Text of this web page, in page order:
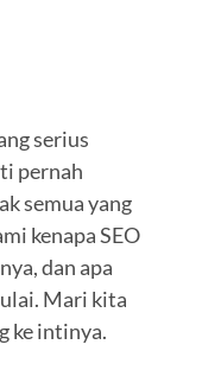
serius
pernah
semua yang
kenapa SEO
dan apa
Mari kita
ke intinya.